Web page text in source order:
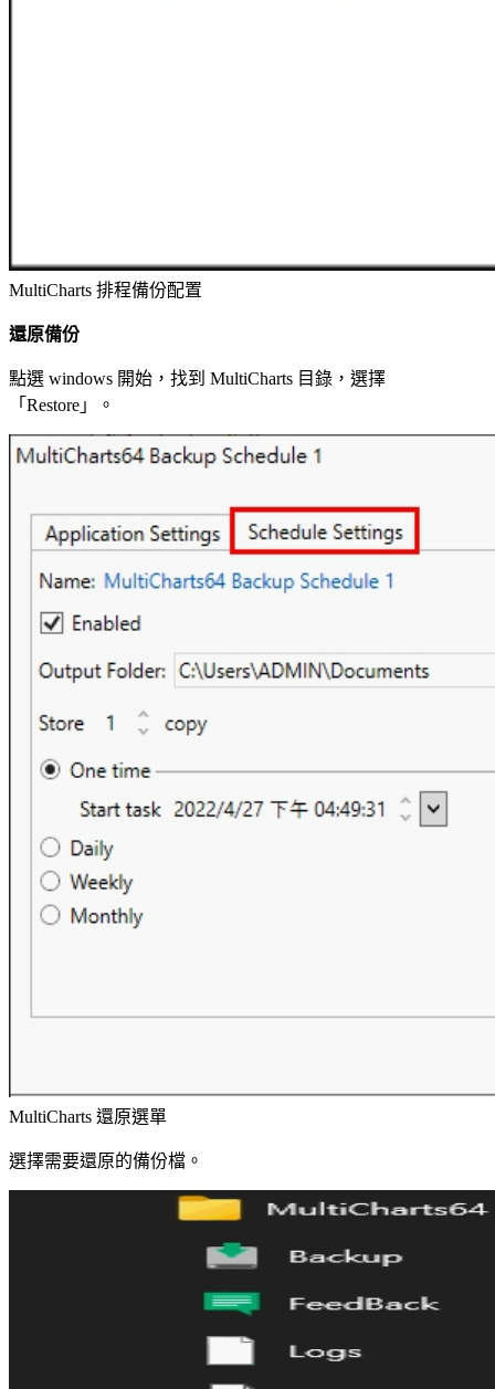
MultiCharts 排程備份配置
還原備份
點選 windows 開始，找到 MultiCharts 目錄，選擇
「Restore」。
MultiCharts 還原選單
選擇需要還原的備份檔。